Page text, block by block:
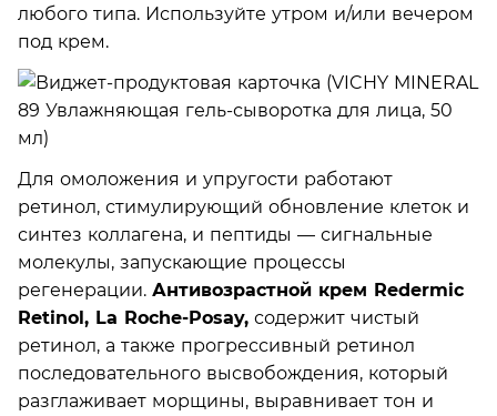
любого типа. Используйте утром и/или вечером
под крем.
Для омоложения и упругости работают
ретинол, стимулирующий обновление клеток и
синтез коллагена, и пептиды — сигнальные
молекулы, запускающие процессы
регенерации. Антивозрастной крем Redermic
Retinol, La Roche-Posay, содержит чистый
ретинол, а также прогрессивный ретинол
последовательного высвобождения, который
разглаживает морщины, выравнивает тон и